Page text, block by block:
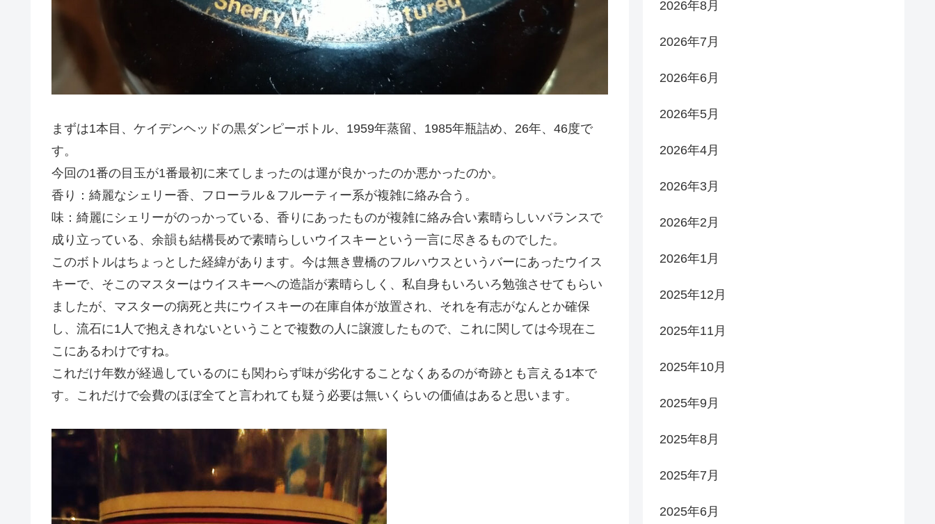
まずは1本目、ケイデンヘッドの黒ダンピーボトル、1959年蒸留、1985年瓶詰め、26年、46度で
す。
今回の1番の目玉が1番最初に来てしまったのは運が良かったのか悪かったのか。
香り：綺麗なシェリー香、フローラル＆フルーティー系が複雑に絡み合う。
味：綺麗にシェリーがのっかっている、香りにあったものが複雑に絡み合い素晴らしいバランスで
成り立っている、余韻も結構長めで素晴らしいウイスキーという一言に尽きるものでした。
このボトルはちょっとした経緯があります。今は無き豊橋のフルハウスというバーにあったウイス
キーで、そこのマスターはウイスキーへの造詣が素晴らしく、私自身もいろいろ勉強させてもらい
ましたが、マスターの病死と共にウイスキーの在庫自体が放置され、それを有志がなんとか確保
し、流石に1人で抱えきれないということで複数の人に譲渡したもので、これに関しては今現在こ
こにあるわけですね。
これだけ年数が経過しているのにも関わらず味が劣化することなくあるのが奇跡とも言える1本で
す。これだけで会費のほぼ全てと言われても疑う必要は無いくらいの価値はあると思います。
2026年8月
2026年7月
2026年6月
2026年5月
2026年4月
2026年3月
2026年2月
2026年1月
2025年12月
2025年11月
2025年10月
2025年9月
2025年8月
2025年7月
2025年6月